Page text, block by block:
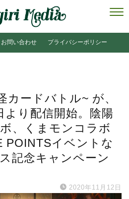
お問い合わせ プライバシーポリシー
カードバトル~ が、
り配信開始。陰陽
、くまモンコラボ
POINTSイベントな
記念キャンペーン
2020年11月12日